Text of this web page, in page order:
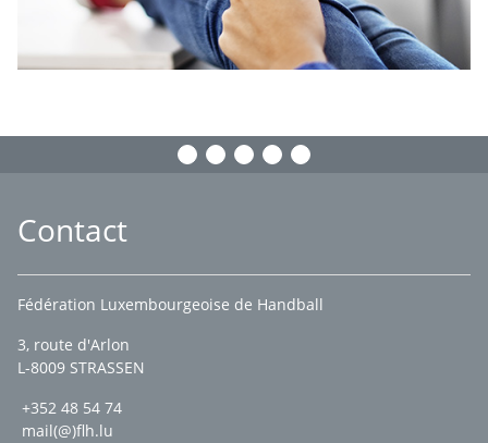
Contact
Fédération Luxembourgeoise de Handball
3, route d'Arlon
L-8009 STRASSEN
+352 48 54 74
mail(@)flh.lu